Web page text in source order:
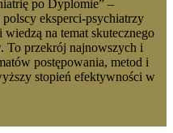
po Dyplomie” –
eksperci-psychiatrzy
na temat skutecznego
To przekrój najnowszych i
postępowania, metod i
stopień efektywności w